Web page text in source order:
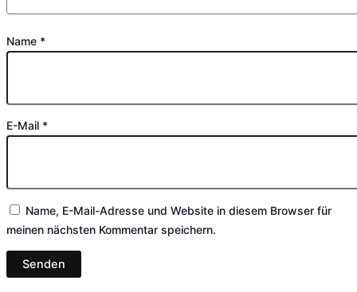
Name *
E-Mail *
Name, E-Mail-Adresse und Website in diesem Browser für
meinen nächsten Kommentar speichern.